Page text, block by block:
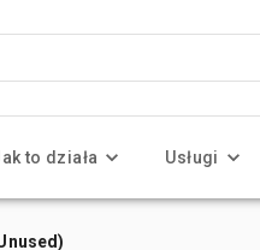
to działa Usługi